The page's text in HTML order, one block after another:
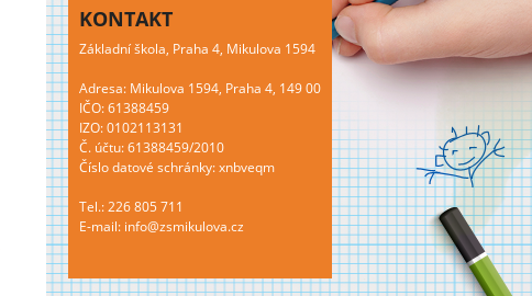
KONTAKT
Základní škola, Praha 4, Mikulova 1594
Adresa: Mikulova 1594, Praha 4, 149 00
IČO: 61388459
IZO: 0102113131
Č. účtu: 61388459/2010
Číslo datové schránky: xnbveqm
Tel.: 226 805 711
E-mail: info@zsmikulova.cz